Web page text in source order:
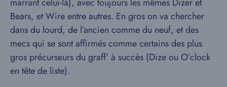
Bears, et Wire entre autres. En gros on va chercher
dans du lourd, de l’ancien comme du neuf, et des
mecs qui se sont affirmés comme certains des plus
gros précurseurs du graff’ à succès (Dize ou O’clock
en tête de liste).